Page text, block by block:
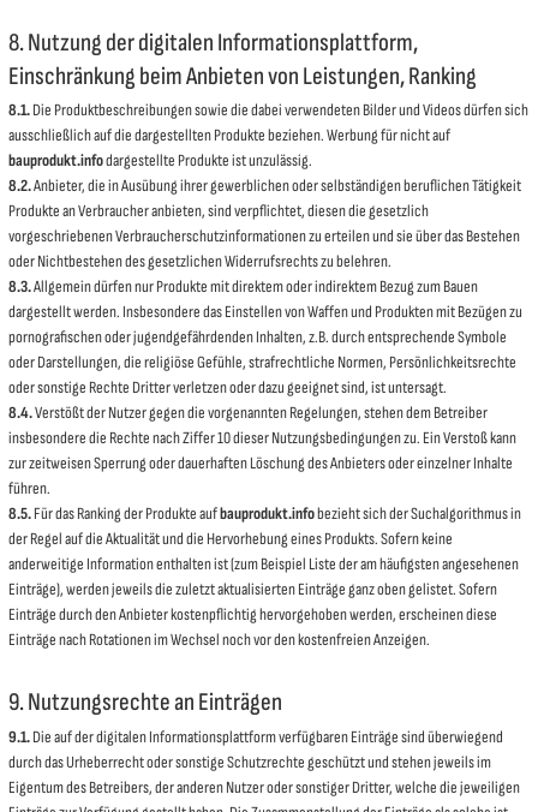
8. Nutzung der digitalen Informationsplattform,
Einschränkung beim Anbieten von Leistungen, Ranking
8.1.Die Produktbeschreibungen sowie die dabei verwendeten Bilder und Videos dürfen sich
ausschließlich auf die dargestellten Produkte beziehen. Werbung für nicht auf
bauprodukt.infodargestellte Produkte ist unzulässig.
8.2.Anbieter, die in Ausübung ihrer gewerblichen oder selbständigen beruflichen Tätigkeit
Produkte an Verbraucher anbieten, sind verpflichtet, diesen die gesetzlich
vorgeschriebenen Verbraucherschutzinformationen zu erteilen und sie über das Bestehen
oder Nichtbestehen des gesetzlichen Widerrufsrechts zu belehren.
8.3.Allgemein dürfen nur Produkte mit direktem oder indirektem Bezug zum Bauen
dargestellt werden. Insbesondere das Einstellen von Waffen und Produkten mit Bezügen zu
pornografischen oder jugendgefährdenden Inhalten, z.B. durch entsprechende Symbole
oder Darstellungen, die religiöse Gefühle, strafrechtliche Normen, Persönlichkeitsrechte
oder sonstige Rechte Dritter verletzen oder dazu geeignet sind, ist untersagt.
8.4.Verstößt der Nutzer gegen die vorgenannten Regelungen, stehen dem Betreiber
insbesondere die Rechte nach Ziffer 10 dieser Nutzungsbedingungen zu. Ein Verstoß kann
zur zeitweisen Sperrung oder dauerhaften Löschung des Anbieters oder einzelner Inhalte
führen.
8.5.Für das Ranking der Produkte aufbauprodukt.infobezieht sich der Suchalgorithmus in
der Regel auf die Aktualität und die Hervorhebung eines Produkts. Sofern keine
anderweitige Information enthalten ist (zum Beispiel Liste der am häufigsten angesehenen
Einträge), werden jeweils die zuletzt aktualisierten Einträge ganz oben gelistet. Sofern
Einträge durch den Anbieter kostenpflichtig hervorgehoben werden, erscheinen diese
Einträge nach Rotationen im Wechsel noch vor den kostenfreien Anzeigen.
9. Nutzungsrechte an Einträgen
9.1.Die auf der digitalen Informationsplattform verfügbaren Einträge sind überwiegend
durch das Urheberrecht oder sonstige Schutzrechte geschützt und stehen jeweils im
Eigentum des Betreibers, der anderen Nutzer oder sonstiger Dritter, welche die jeweiligen